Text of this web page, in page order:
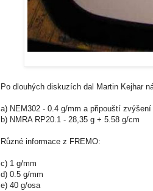
Po dlouhých diskuzích dal Martin Kejhar
a) NEM302 - 0.4 g/mm a připouští
b) NMRA RP20.1 - 28,35 g + 5.58 g/cm
Různé informace z FREMO:
c) 1 g/mm
d) 0.5 g/mm
e) 40 g/osa